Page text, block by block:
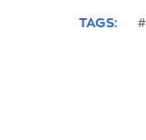
TAGS: